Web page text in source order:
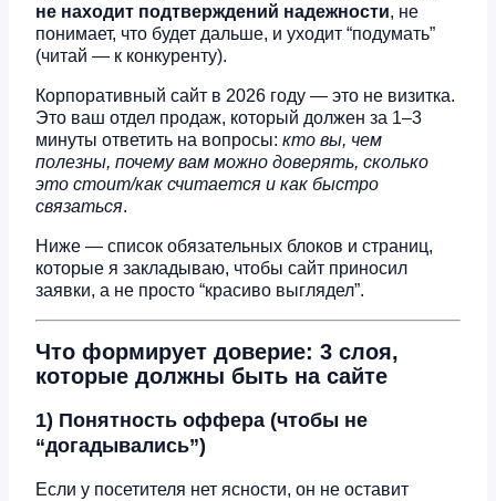
не находит подтверждений надежности, не
понимает, что будет дальше, и уходит “подумать”
(читай — к конкуренту).
Корпоративный сайт в 2026 году — это не визитка.
Это ваш отдел продаж, который должен за 1–3
минуты ответить на вопросы: кто вы, чем
полезны, почему вам можно доверять, сколько
это стоит/как считается и как быстро
связаться.
Ниже — список обязательных блоков и страниц,
которые я закладываю, чтобы сайт приносил
заявки, а не просто “красиво выглядел”.
Что формирует доверие: 3 слоя,
которые должны быть на сайте
1) Понятность оффера (чтобы не
“догадывались”)
Если у посетителя нет ясности, он не оставит